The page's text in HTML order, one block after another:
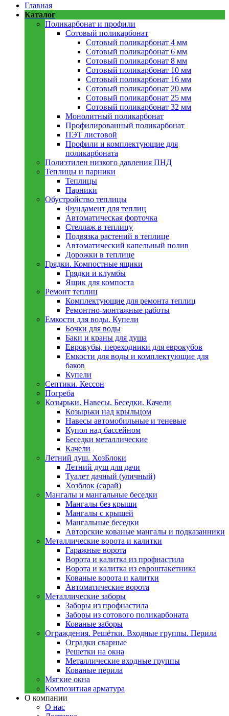
Главная
Каталог
Поликарбонат и профили
Сотовый поликарбонат
Сотовый поликарбонат 4 мм
Сотовый поликарбонат 6 мм
Сотовый поликарбонат 8 мм
Сотовый поликарбонат 10 мм
Сотовый поликарбонат 16 мм
Сотовый поликарбонат 20 мм
Сотовый поликарбонат 25 мм
Сотовый поликарбонат 32 мм
Монолитный поликарбонат
Профилированный поликарбонат
ПЭТ листовой
Профили и комплектующие для
поликарбоната
Полиэтилен низкого давления ПНД
Теплицы и парники
Теплицы
Парники
Обустройство теплицы
Фундамент для теплиц
Автоматическая форточка
Стеллаж в теплицу
Подвязка растений в теплице
Автоматический капельный полив
Дорожки в теплице
Грядки. Компостные ящики
Грядки и клумбы
Ящик для компоста
Ремонт теплиц
Комплектующие для ремонта теплиц
Ремонтно-монтажные работы
Емкости для воды. Купели
Бочки для воды
Баки и краны для душа
Еврокубы, переходники для еврокубов
Емкости для воды и комплектующие для
баков
Купели
Септики. Кессон
Погреба
Козырьки. Навесы. Беседки. Качели
Козырьки над крыльцом
Навесы автомобильные и теневые
Купол над бассейном
Беседки металлическиe
Качели
Летний душ. ХозБлоки
Летний душ для дачи
Туалет дачный (уличный)
Хозблок (сарай)
Мангалы и мангальные беседки
Мангалы без крыши
Мангалы с крышей
Мангальные беседки
Авторские кованые мангалы и подказанники
Металлическиe ворота и калитки
Гаражные ворота
Ворота и калитка из профнастила
Ворота и калитка из евроштакетника
Кованые ворота и калитки
Автоматические ворота
Металлическиe заборы
Заборы из профнастила
Заборы из сотового поликарбоната
Кованые заборы
Ограждения. Решётки. Входные группы. Перила
Оградки сварные
Решетки на окна
Металлические входные группы
Кованые перила
Мягкие окна
Композитная арматура
О компании
О нас